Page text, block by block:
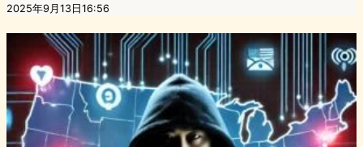
2025年9月13日16:56